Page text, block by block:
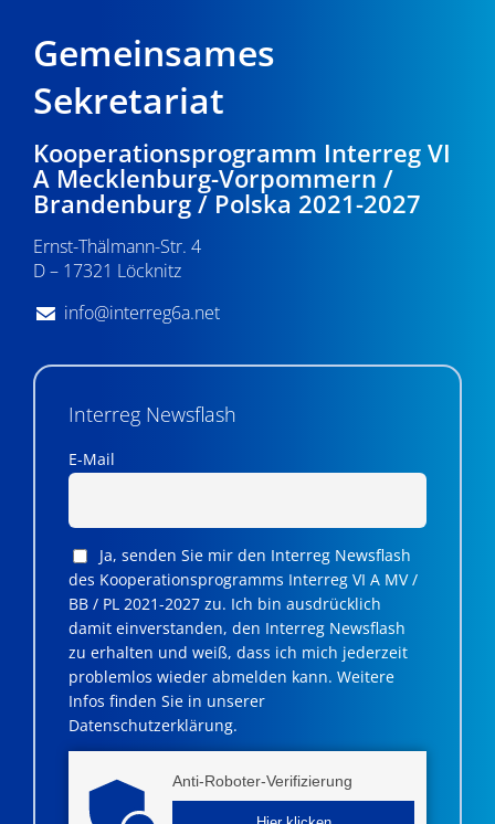
Gemeinsames
Sekretariat
Kooperationsprogramm Interreg VI
A Mecklenburg-Vorpommern /
Brandenburg / Polska 2021-2027
Ernst-Thälmann-Str. 4
D – 17321 Löcknitz
info@interreg6a.net
Interreg Newsflash
E-Mail
Ja, senden Sie mir den Interreg Newsflash
des Kooperationsprogramms Interreg VI A MV /
BB / PL 2021-2027 zu. Ich bin ausdrücklich
damit einverstanden, den Interreg Newsflash
zu erhalten und weiß, dass ich mich jederzeit
problemlos wieder abmelden kann. Weitere
Infos finden Sie in unserer
Datenschutzerklärung.
Anti-Roboter-Verifizierung